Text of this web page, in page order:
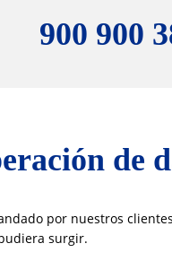
900 900
de
por nuestros
surgir.